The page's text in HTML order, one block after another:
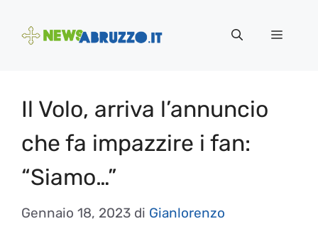
Menu
Il Volo, arriva l’annuncio
che fa impazzire i fan:
“Siamo…”
Gennaio 18, 2023 di Gianlorenzo